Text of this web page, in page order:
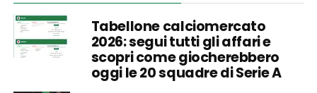
Tabellone calciomercato
2026: segui tutti gli affari e
scopri come giocherebbero
oggi le 20 squadre di Serie A